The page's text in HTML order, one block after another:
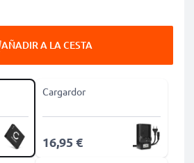
AÑADIR A LA CESTA
Cargardor
16,95 €